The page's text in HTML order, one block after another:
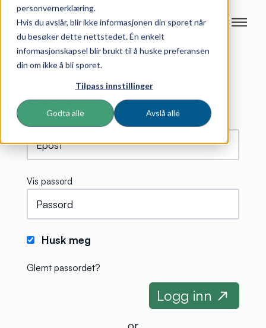
personvernerklæring.
Hvis du avslår, blir ikke informasjonen din sporet når
du besøker dette nettstedet. Én enkelt
informasjonskapsel blir brukt til å huske preferansen
din om ikke å bli sporet.
Tilpass innstillinger
Godta alle Avslå alle
Logg inn
Vis passord
Husk meg
Glemt passordet?